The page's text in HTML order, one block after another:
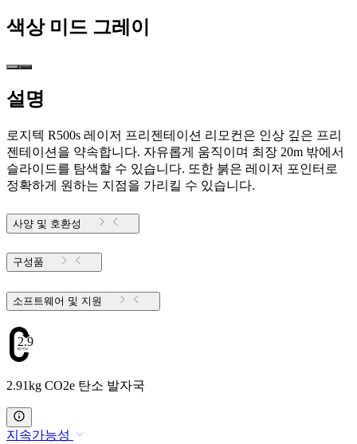
색상 미드 그레이
설명
로지텍 R500s 레이저 프리젠테이션 리모컨은 인상 깊은 프리
젠테이션을 약속합니다. 자유롭게 움직이며 최장 20m 밖에서
슬라이드를 탐색할 수 있습니다. 또한 붉은 레이저 포인터로
정확하게 원하는 지점을 가리킬 수 있습니다.
사양 및 호환성
구성품
소프트웨어 및 지원
2.91
2.91kg CO2e 탄소 발자국
지속가능성